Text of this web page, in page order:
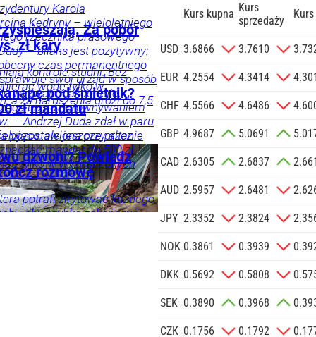
na
na podany
o.o. w imieniu
zlecenie jej
SIĘ
Karola
Kędryny – wieloletniego
rzecznika prasowego
– bilans jest pozytywny:
czas permanentnego
swój urząd w sposób
wyzwań – akcentuje.
przed porównywaniem
– Andrzej Duda zdał w paru
ale jeszcze przez
jak kiedyś
a po latach się to zmieniło
Andrzeja Dudy.
Za pobór
zł kary
kontrole studni. Bez
wodę tylko w
a za naruszenia grozi do 7,5
pod śmietnik?
zł mandatu
pozostawiona przy altanie
mandat do 500 zł.
tylko w wyznaczonych
dzwoni? Powiedz
rozmowę
potrafi zirytować każdego.
aby szybko zakończyć
Kurs kupna Kurs
sprzedaży
USD 3.6866 3.7610
EUR 4.2554 4.3414
CHF 4.5566 4.6486
GBP 4.9687 5.0691
CAD 2.6305 2.6837
AUD 2.5957 2.6481
JPY 2.3352 2.3824
NOK 0.3861 0.3939
DKK 0.5692 0.5808
SEK 0.3890 0.3968
CZK 0.1756 0.1792